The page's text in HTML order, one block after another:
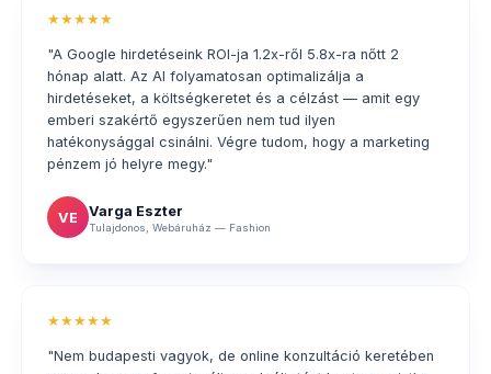
★★★★★
"A Google hirdetéseink ROI-ja 1.2x-ről 5.8x-ra nőtt 2
hónap alatt. Az AI folyamatosan optimalizálja a
hirdetéseket, a költségkeretet és a célzást — amit egy
emberi szakértő egyszerűen nem tud ilyen
hatékonysággal csinálni. Végre tudom, hogy a marketing
pénzem jó helyre megy."
VE Varga Eszter
Tulajdonos, Webáruház — Fashion
★★★★★
"Nem budapesti vagyok, de online konzultáció keretében